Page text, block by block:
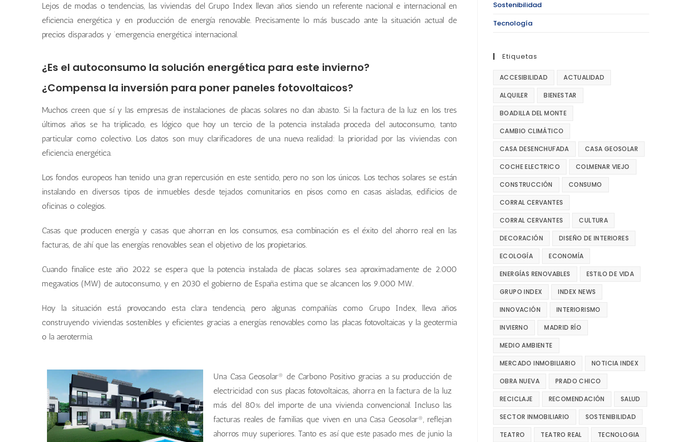
Lejos de modas o tendencias, las viviendas del Grupo Index llevan años siendo un referente nacional e internacional en
eficiencia energética y en producción de energía renovable. Precisamente lo más buscado ante la situación actual de
precios disparados y ‘emergencia energética’ internacional.
¿Es el autoconsumo la solución energética para este invierno?
¿Compensa la inversión para poner paneles fotovoltaicos?
Muchos creen que sí y las empresas de instalaciones de placas solares no dan abasto. Si la factura de la luz en los tres
últimos años se ha triplicado, es lógico que hoy un tercio de la potencia instalada proceda del autoconsumo, tanto
particular como colectivo. Los datos son muy clarificadores de una nueva realidad: la prioridad por las viviendas con
eficiencia energética.
Los fondos europeos han tenido una gran repercusión en este sentido, pero no son los únicos. Los techos solares se están
instalando en diversos tipos de inmuebles desde tejados comunitarios en pisos como en casas aisladas, edificios de
oficinas o colegios.
Casas que producen energía y casas que ahorran en los consumos, esa combinación es el éxito del ahorro real en las
facturas, de ahí que las energías renovables sean el objetivo de los propietarios.
Cuando finalice este año 2022 se espera que la potencia instalada de placas solares sea aproximadamente de 2.000
megavatios (MW) de autoconsumo, y en 2030 el gobierno de España estima que se alcancen los 9.000 MW.
Hoy la situación está provocando esta clara tendencia, pero algunas compañías como Grupo Index, lleva años
construyendo viviendas sostenibles y eficientes gracias a energías renovables como las placas fotovoltaicas y la geotermia
o la aerotermia.
Una Casa Geosolar® de Carbono Positivo gracias a su producción de
electricidad con sus placas fotovoltaicas, ahorra en la factura de la luz
más del 80% del importe de una vivienda convencional. Incluso las
facturas reales de familias que viven en una Casa Geosolar®, reflejan
ahorros muy superiores. Tanto es así que este pasado mes de junio la
Sostenibilidad
Tecnología
Etiquetas
ACCESIBILIDAD ACTUALIDAD
ALQUILER BIENESTAR
BOADILLA DEL MONTE
CAMBIO CLIMÁTICO
CASA DESENCHUFADA CASA GEOSOLAR
COCHE ELECTRICO COLMENAR VIEJO
CONSTRUCCIÓN CONSUMO
CORRAL CERVANTES
CORRAL CERVANTES CULTURA
DECORACIÓN DISEÑO DE INTERIORES
ECOLOGÍA ECONOMÍA
ENERGÍAS RENOVABLES ESTILO DE VIDA
GRUPO INDEX INDEX NEWS
INNOVACIÓN INTERIORISMO
INVIERNO MADRID RÍO
MEDIO AMBIENTE
MERCADO INMOBILIARIO NOTICIA INDEX
OBRA NUEVA PRADO CHICO
RECICLAJE RECOMENDACIÓN SALUD
SECTOR INMOBILIARIO SOSTENIBILIDAD
TEATRO TEATRO REAL TECNOLOGIA